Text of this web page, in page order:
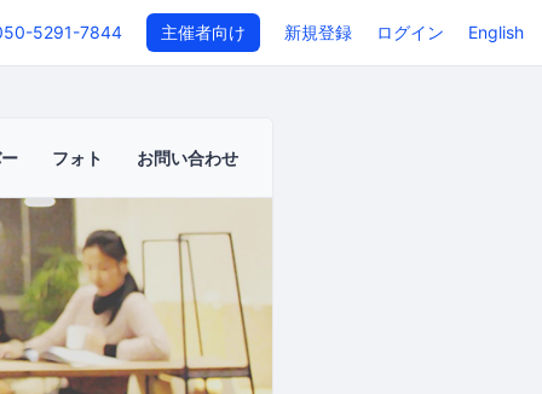
5291-7844 主催者向け 新規登録 ログイン English
フォト お問い合わせ